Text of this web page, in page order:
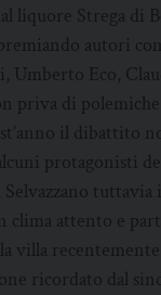
liquore Strega di
autori
Umberto Eco,
priva di
il dibattito
protagonisti
clima attento e
villa
ricordato dal